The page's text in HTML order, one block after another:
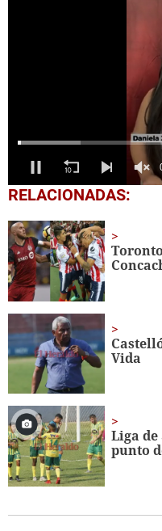
0
seconds
1
minute,
43
seconds
RELACIONADAS:
Vida
Liga de
punto